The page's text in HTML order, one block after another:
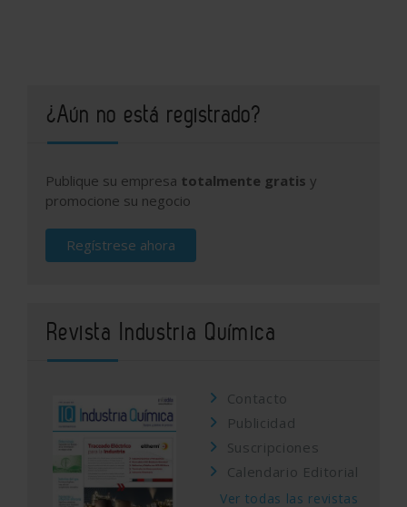
¿Aún no está registrado?
Publique su empresa totalmente gratis y
promocione su negocio
Regístrese ahora
Revista Industria Química
Contacto
Publicidad
Suscripciones
Calendario Editorial
Ver todas las revistas